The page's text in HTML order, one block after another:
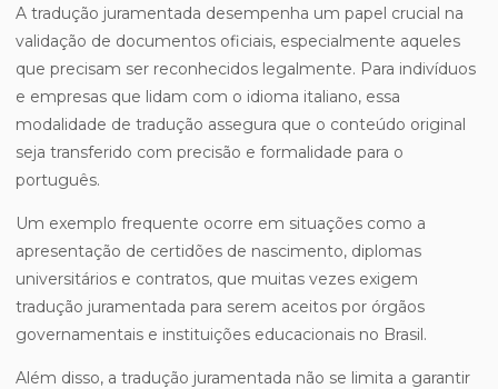
A tradução juramentada desempenha um papel crucial na
validação de documentos oficiais, especialmente aqueles
que precisam ser reconhecidos legalmente. Para indivíduos
e empresas que lidam com o idioma italiano, essa
modalidade de tradução assegura que o conteúdo original
seja transferido com precisão e formalidade para o
português.
Um exemplo frequente ocorre em situações como a
apresentação de certidões de nascimento, diplomas
universitários e contratos, que muitas vezes exigem
tradução juramentada para serem aceitos por órgãos
governamentais e instituições educacionais no Brasil.
Além disso, a tradução juramentada não se limita a garantir